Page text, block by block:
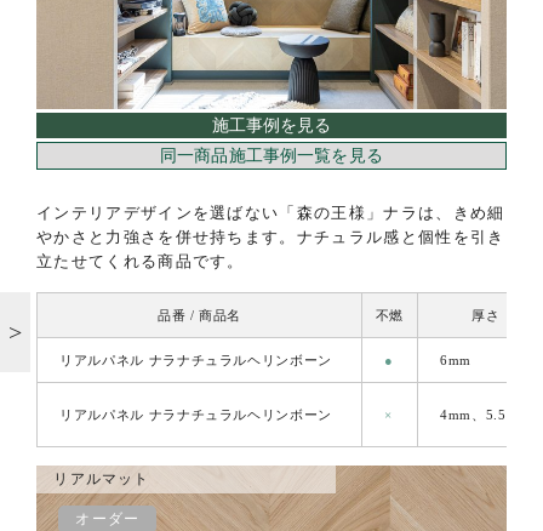
施工事例を見る
同一商品施工事例一覧を見る
インテリアデザインを選ばない「森の王様」ナラは、きめ細
やかさと力強さを併せ持ちます。ナチュラル感と個性を引き
立たせてくれる商品です。
品番 / 商品名 不燃 厚さ
リアルパネル ナラナチュラルヘリンボーン ● 6mm
リアルパネル ナラナチュラルヘリンボーン × 4mm、5.5mm
リアルマット
オーダー